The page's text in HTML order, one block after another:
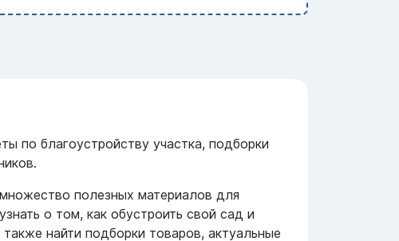
по благоустройству участка, подборки
полезных материалов для
о том, как обустроить свой сад и
найти подборки товаров, актуальные